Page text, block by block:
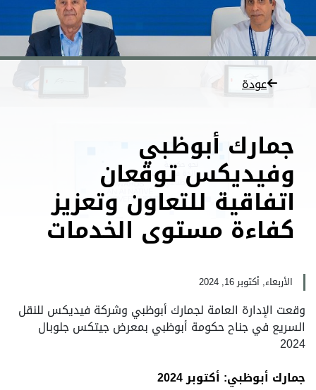
عودة
جمارك أبوظبي
وفيديكس توقعان
اتفاقية للتعاون وتعزيز
كفاءة مستوى الخدمات
الأربعاء, أكتوبر 16, 2024
وقعت الإدارة العامة لجمارك أبوظبي وشركة فيديكس للنقل
السريع في جناح حكومة أبوظبي بمعرض جيتكس جلوبال
2024
جمارك أبوظبي: أكتوبر 2024